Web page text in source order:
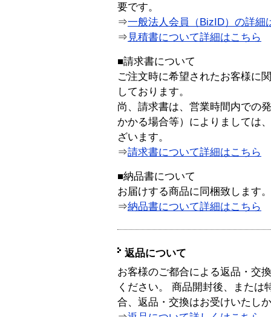
要です。
⇒一般法人会員（BizID）の詳細
⇒ 見積書について詳細はこちら
■請求書について
ご注文時に希望されたお客様に
しております。
尚、請求書は、営業時間内での
かかる場合等）によりましては
ざいます。
⇒請求書について詳細はこちら
■納品書について
お届けする商品に同梱致します。
⇒納品書について詳細はこちら
返品について
お客様のご都合による返品・交
ください。 商品開封後、または
合、返品・交換はお受けいたし